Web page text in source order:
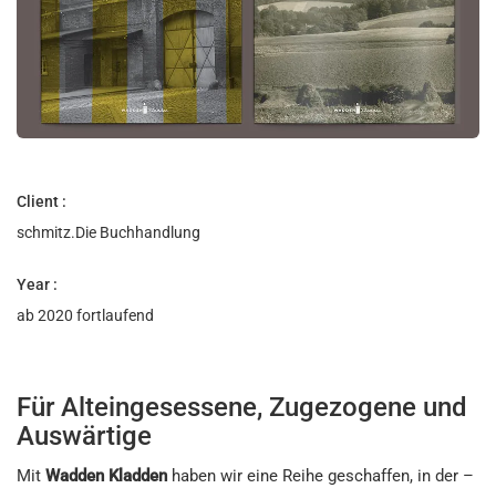
Client :
schmitz.Die Buchhandlung
Year :
ab 2020 fortlaufend
Für Alteingesessene, Zugezogene und
Auswärtige
Mit Wadden Kladden haben wir eine Reihe geschaffen, in der –